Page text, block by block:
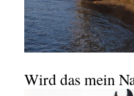
Wird das mein